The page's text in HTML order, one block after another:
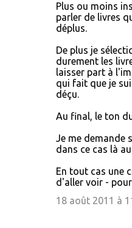
Plus ou moins
parler de livres
déplus.
De plus je
durement les
laisser part à
qui fait que je
déçu.
Au final, le ton
Je me demande
dans ce cas là
En tout cas une
d'aller voir -
18 août 2011 à